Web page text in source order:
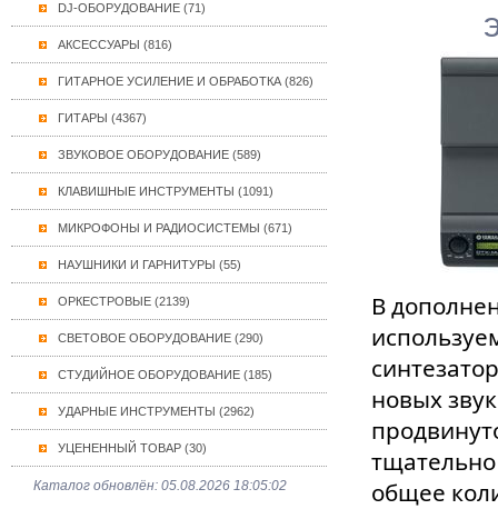
DJ-ОБОРУДОВАНИЕ (71)
АКСЕССУАРЫ (816)
ГИТАРНОЕ УСИЛЕНИЕ И ОБРАБОТКА (826)
ГИТАРЫ (4367)
ЗВУКОВОЕ ОБОРУДОВАНИЕ (589)
КЛАВИШНЫЕ ИНСТРУМЕНТЫ (1091)
МИКРОФОНЫ И РАДИОСИСТЕМЫ (671)
НАУШНИКИ И ГАРНИТУРЫ (55)
ОРКЕСТРОВЫЕ (2139)
СВЕТОВОЕ ОБОРУДОВАНИЕ (290)
СТУДИЙНОЕ ОБОРУДОВАНИЕ (185)
УДАРНЫЕ ИНСТРУМЕНТЫ (2962)
УЦЕНЕННЫЙ ТОВАР (30)
Каталог обновлён: 05.08.2026 18:05:02
В
новых
общее